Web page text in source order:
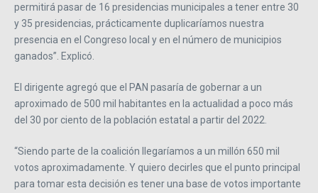
permitirá pasar de 16 presidencias municipales a tener entre 30
y 35 presidencias, prácticamente duplicaríamos nuestra
presencia en el Congreso local y en el número de municipios
ganados”. Explicó.
El dirigente agregó que el PAN pasaría de gobernar a un
aproximado de 500 mil habitantes en la actualidad a poco más
del 30 por ciento de la población estatal a partir del 2022.
“Siendo parte de la coalición llegaríamos a un millón 650 mil
votos aproximadamente. Y quiero decirles que el punto principal
para tomar esta decisión es tener una base de votos importante